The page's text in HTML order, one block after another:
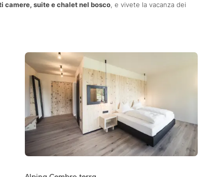
camere, suite e chalet nel bosco, e vivete la vacanza dei